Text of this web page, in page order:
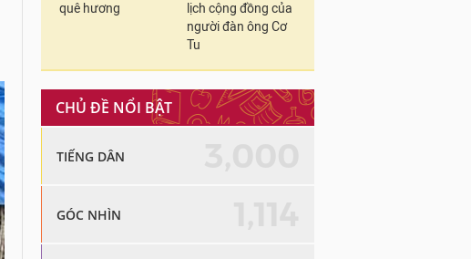
quê hương
lịch cộng đồng của
người đàn ông Cơ
Tu
CHỦ ĐỀ NỔI BẬT
TIẾNG DÂN
GÓC NHÌN